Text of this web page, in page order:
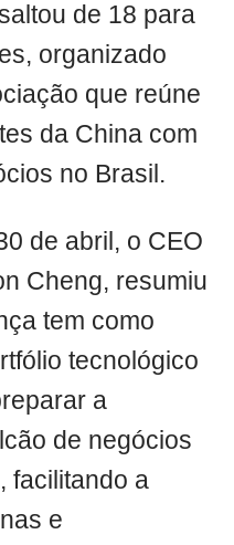
de 18 para
organizado
que reúne
da China com
no Brasil.
de abril, o CEO
Cheng, resumiu
tem como
tecnológico
a
de negócios
facilitando a
e